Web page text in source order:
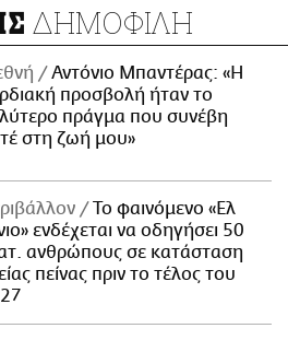
ΔΗΜΟΦΙΛΗ
Αντόνιο Μπαντέρας: «Η
προσβολή ήταν το
πράγμα που συνέβη
στη ζωή μου»
Το φαινόμενο «Ελ
ενδέχεται να οδηγήσει 50
ανθρώπους σε κατάσταση
πείνας πριν το τέλος του